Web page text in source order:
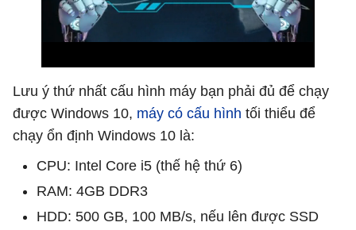
Lưu ý thứ nhất cấu hình máy bạn phải đủ để chạy
được Windows 10, máy có cấu hình tối thiểu để
chạy ổn định Windows 10 là:
CPU: Intel Core i5 (thế hệ thứ 6)
RAM: 4GB DDR3
HDD: 500 GB, 100 MB/s, nếu lên được SSD